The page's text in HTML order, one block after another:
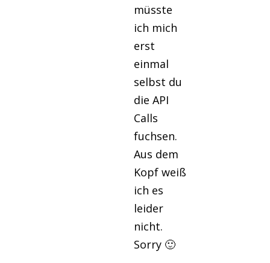
müsste
ich mich
erst
einmal
selbst du
die API
Calls
fuchsen.
Aus dem
Kopf weiß
ich es
leider
nicht.
Sorry 🙂